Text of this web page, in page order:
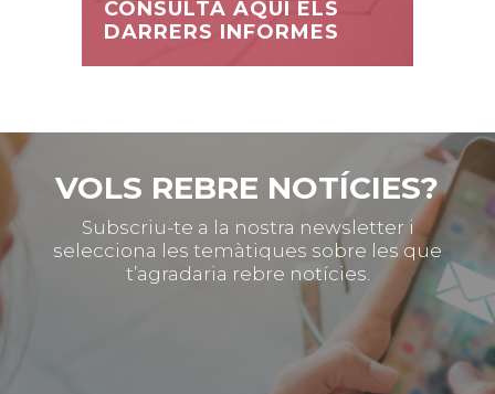
CONSULTA AQUÍ ELS
DARRERS INFORMES
VOLS REBRE NOTÍCIES?
Subscriu-te a la nostra newsletter i
selecciona les temàtiques sobre les que
t’agradaria rebre notícies.